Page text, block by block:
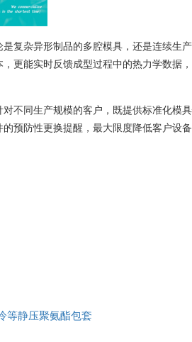
复杂异形制品的多腔模具，还是连续生
更能实时反馈成型过程中的热力学数据
不同生产规模的客户，既提供标准化模
预防性更换提醒，最大限度降低客户设
等静压聚氨酯包套